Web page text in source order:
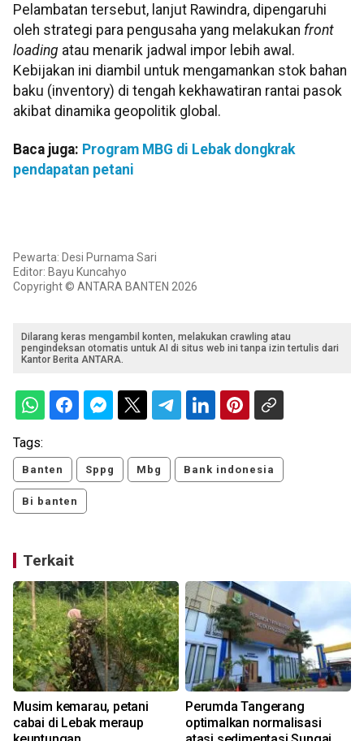
Pelambatan tersebut, lanjut Rawindra, dipengaruhi
oleh strategi para pengusaha yang melakukan front
loading atau menarik jadwal impor lebih awal.
Kebijakan ini diambil untuk mengamankan stok bahan
baku (inventory) di tengah kekhawatiran rantai pasok
akibat dinamika geopolitik global.
Baca juga: Program MBG di Lebak dongkrak
pendapatan petani
Pewarta: Desi Purnama Sari
Editor: Bayu Kuncahyo
Copyright © ANTARA BANTEN 2026
Dilarang keras mengambil konten, melakukan crawling atau
pengindeksan otomatis untuk AI di situs web ini tanpa izin tertulis dari
Kantor Berita ANTARA.
Tags:
Banten Sppg Mbg Bank indonesia
Bi banten
Terkait
Musim kemarau, petani
cabai di Lebak meraup
Perumda Tangerang
optimalkan normalisasi